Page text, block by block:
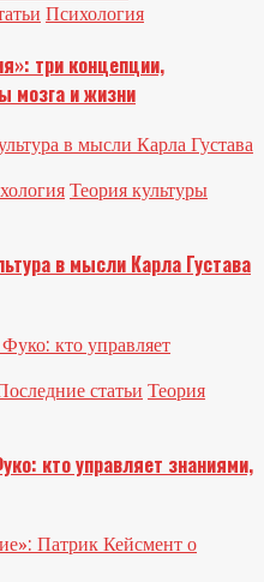
Психология
три концепции,
мозга и жизни
Теория культуры
в мысли Карла Густава
статьи Теория
кто управляет знаниями,